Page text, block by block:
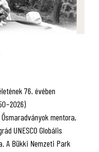
76. évében
mentora,
UNESCO Globális
A Bükki Nemzeti Park